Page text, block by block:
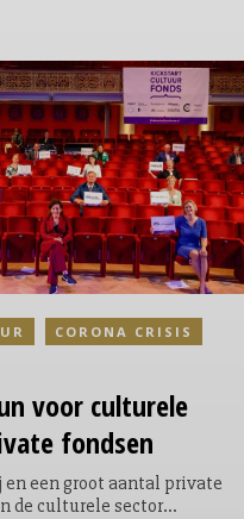
voor culturele
fondsen
en een groot aantal private
de culturele sector
CORONA CRISIS